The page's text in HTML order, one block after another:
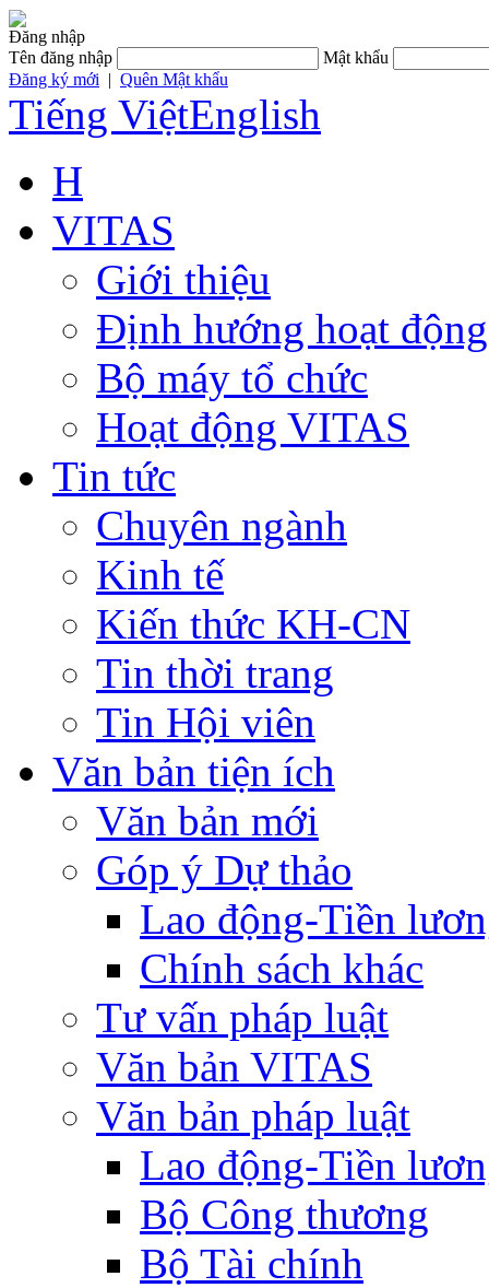
Đăng nhập
Tên đăng nhập
Mật khẩu
Đăng ký mới | Quên Mật khẩu
Tiếng ViệtEnglish
H
VITAS
Giới thiệu
Định hướng hoạt động
Bộ máy tổ chức
Hoạt động VITAS
Tin tức
Chuyên ngành
Kinh tế
Kiến thức KH-CN
Tin thời trang
Tin Hội viên
Văn bản tiện ích
Văn bản mới
Góp ý Dự thảo
Lao động-Tiền
Chính sách khác
Tư vấn pháp luật
Văn bản VITAS
Văn bản pháp luật
Lao động-Tiền
Bộ Công thương
Bộ Tài chính